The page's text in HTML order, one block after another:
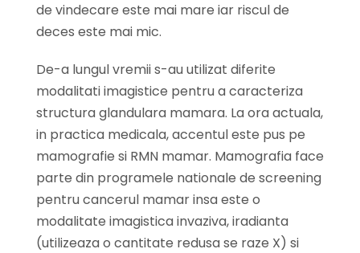
de vindecare este mai mare iar riscul de
deces este mai mic.
De-a lungul vremii s-au utilizat diferite
modalitati imagistice pentru a caracteriza
structura glandulara mamara. La ora actuala,
in practica medicala, accentul este pus pe
mamografie si RMN mamar. Mamografia face
parte din programele nationale de screening
pentru cancerul mamar insa este o
modalitate imagistica invaziva, iradianta
(utilizeaza o cantitate redusa se raze X) si